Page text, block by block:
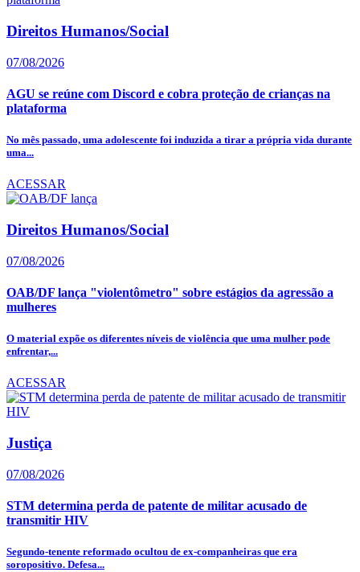
Direitos Humanos/Social
07/08/2026
AGU se reúne com Discord e cobra proteção de crianças na
plataforma
No mês passado, uma adolescente foi induzida a tirar a própria vida durante
uma...
ACESSAR
Direitos Humanos/Social
07/08/2026
OAB/DF lança "violentômetro" sobre estágios da agressão a
mulheres
O material expõe os diferentes níveis de violência que uma mulher pode
enfrentar,...
ACESSAR
Justiça
07/08/2026
STM determina perda de patente de militar acusado de
transmitir HIV
Segundo-tenente reformado ocultou de ex-companheiras que era
soropositivo. Defesa...